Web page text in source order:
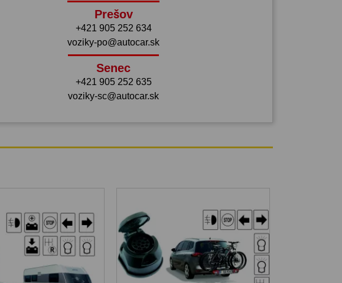
Prešov
+421 905 252 634
voziky-po@autocar.sk
Senec
+421 905 252 635
voziky-sc@autocar.sk